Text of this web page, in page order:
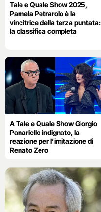
Tale e Quale Show 2025,
Pamela Petrarolo è la
vincitrice della terza puntata:
la classifica completa
A Tale e Quale Show Giorgio
Panariello indignato, la
reazione per l’imitazione di
Renato Zero